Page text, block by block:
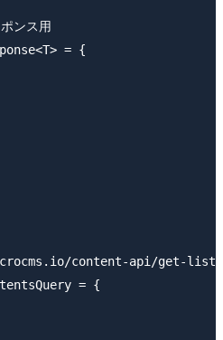
ンス用
= {
content-api/get-list-
= {